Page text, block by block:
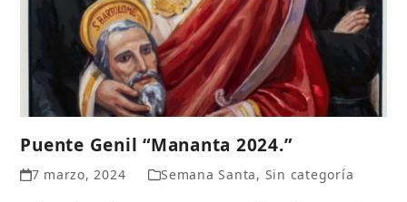
Puente Genil “Mananta 2024.”
7 marzo, 2024 Semana Santa, Sin categoría